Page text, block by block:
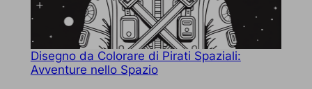
Disegno da Colorare di Pirati Spaziali:
Avventure nello Spazio